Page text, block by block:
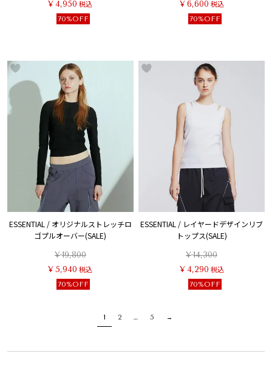
¥ 4,950 税込
70%OFF
¥ 6,600 税込
70%OFF
ESSENTIAL / オリジナルストレッチロ
ゴプルオーバー(SALE)
¥19,800
¥ 5,940 税込
70%OFF
ESSENTIAL / レイヤードデザインリブ
トップス(SALE)
¥14,300
¥ 4,290 税込
70%OFF
1 2 … 5